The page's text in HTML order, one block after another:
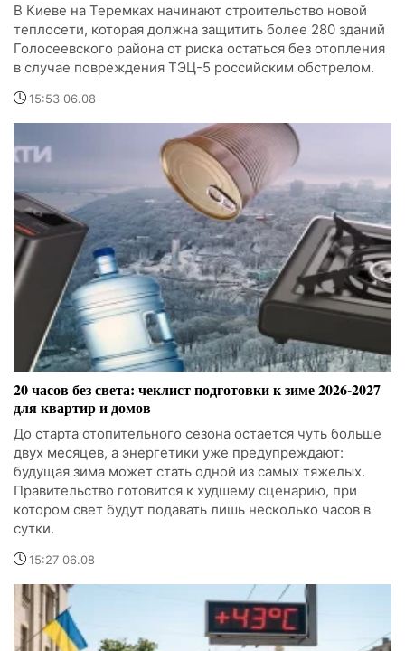
В Киеве на Теремках начинают строительство новой
теплосети, которая должна защитить более 280 зданий
Голосеевского района от риска остаться без отопления
в случае повреждения ТЭЦ-5 российским обстрелом.
15:53 06.08
20 часов без света: чеклист подготовки к зиме 2026-2027
для квартир и домов
До старта отопительного сезона остается чуть больше
двух месяцев, а энергетики уже предупреждают:
будущая зима может стать одной из самых тяжелых.
Правительство готовится к худшему сценарию, при
котором свет будут подавать лишь несколько часов в
сутки.
15:27 06.08